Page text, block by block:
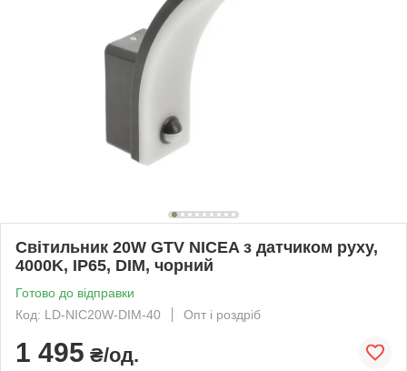
Світильник 20W GTV NICEA з датчиком руху,
4000K, IP65, DIM, чорний
Готово до відправки
Код: LD-NIC20W-DIM-40
Опт і роздріб
1 495 ₴/од.